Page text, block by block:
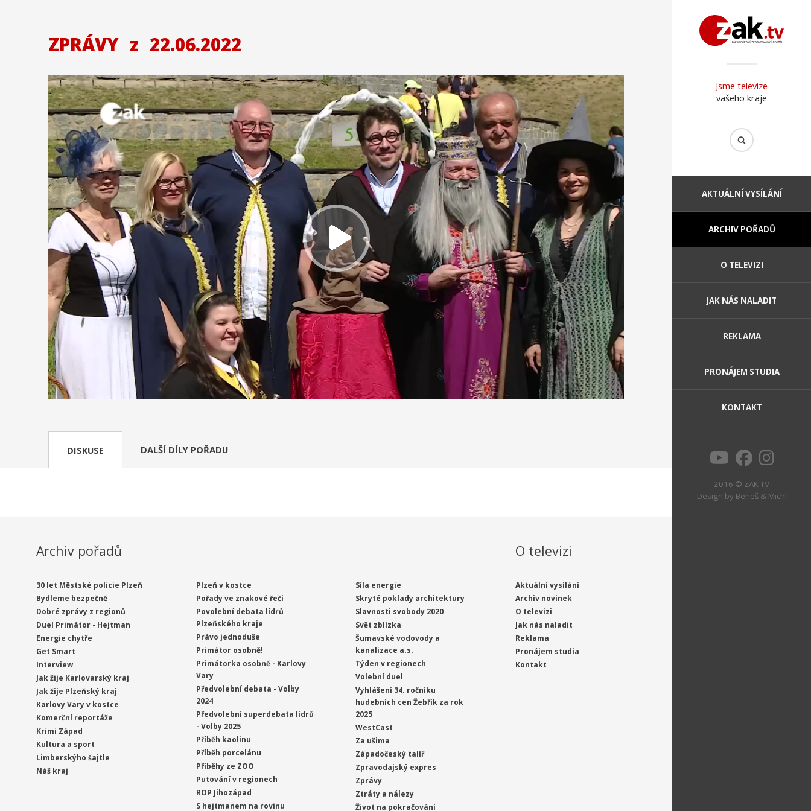
Jsme televize
vašeho kraje
AKTUÁLNÍ VYSÍLÁNÍ
ARCHIV POŘADŮ
O TELEVIZI
JAK NÁS NALADIT
REKLAMA
PRONÁJEM STUDIA
KONTAKT
2016 © ZAK TV
Design by Beneš & Michl
ZPRÁVY z 22.06.2022
DISKUSE DALŠÍ DÍLY POŘADU
Archiv pořadů
30 let Městské policie Plzeň
Bydleme bezpečně
Dobré zprávy z regionů
Duel Primátor - Hejtman
Energie chytře
Get Smart
Interview
Jak žije Karlovarský kraj
Jak žije Plzeňský kraj
Karlovy Vary v kostce
Komerční reportáže
Krimi Západ
Kultura a sport
Limberskýho šajtle
Náš kraj
Plzeň v kostce
Pořady ve znakové řeči
Povolební debata lídrů
Plzeňského kraje
Právo jednoduše
Primátor osobně!
Primátorka osobně - Karlovy
Vary
Předvolební debata - Volby
2024
Předvolební superdebata lídrů
- Volby 2025
Příběh kaolinu
Příběh porcelánu
Příběhy ze ZOO
Putování v regionech
ROP Jihozápad
S hejtmanem na rovinu
Síla energie
Skryté poklady architektury
Slavnosti svobody 2020
Svět zblízka
Šumavské vodovody a
kanalizace a.s.
Týden v regionech
Volební duel
Vyhlášení 34. ročníku
hudebních cen Žebřík za rok
2025
WestCast
Za ušima
Západočeský talíř
Zpravodajský expres
Zprávy
Ztráty a nálezy
Život na pokračování
O televizi
Aktuální vysílání
Archiv novinek
O televizi
Jak nás naladit
Reklama
Pronájem studia
Kontakt